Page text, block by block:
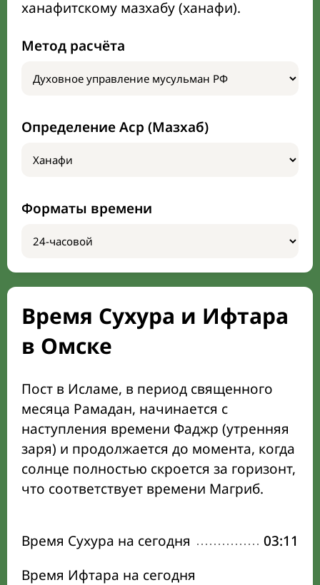
ханафитскому мазхабу (ханафи).
Метод расчёта
Определение Аср (Мазхаб)
Форматы времени
Время Сухура и Ифтара
в Омске
Пост в Исламе, в период священного
месяца Рамадан, начинается с
наступления времени Фаджр (утренняя
заря) и продолжается до момента, когда
солнце полностью скроется за горизонт,
что соответствует времени Магриб.
Время Сухура на сегодня
03:11
Время Ифтара на сегодня